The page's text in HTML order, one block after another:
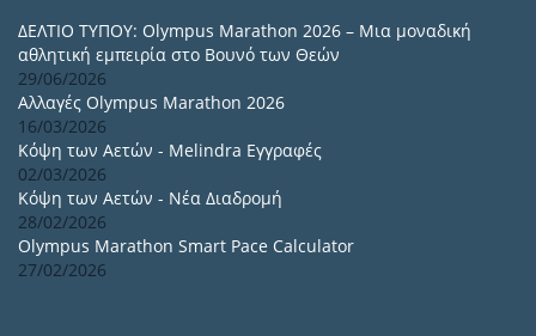
ΔΕΛΤΙΟ ΤΥΠΟΥ: Olympus Marathon 2026 – Μια μοναδική
αθλητική εμπειρία στο Βουνό των Θεών
29/06/2026
Αλλαγές Olympus Marathon 2026
16/03/2026
Κόψη των Αετών - Melindra Εγγραφές
02/03/2026
Κόψη των Αετών - Νέα Διαδρομή
28/02/2026
Olympus Marathon Smart Pace Calculator
27/02/2026